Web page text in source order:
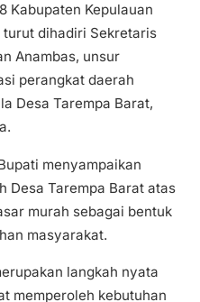
Kabupaten Kepulauan
turut dihadiri Sekretaris
Anambas, unsur
perangkat daerah
Desa Tarempa Barat,
menyampaikan
Desa Tarempa Barat atas
murah sebagai bentuk
masyarakat.
langkah nyata
memperoleh kebutuhan